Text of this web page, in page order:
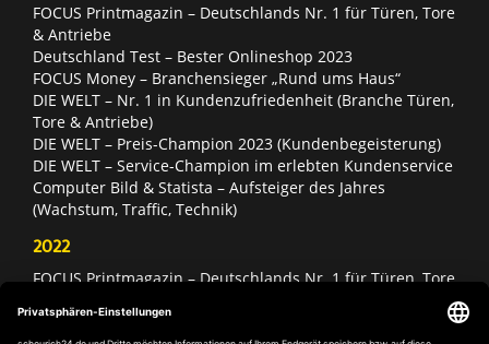
FOCUS Printmagazin – Deutschlands Nr. 1 für Türen, Tore
& Antriebe
Deutschland Test – Bester Onlineshop 2023
FOCUS Money – Branchensieger „Rund ums Haus“
DIE WELT – Nr. 1 in Kundenzufriedenheit (Branche Türen,
Tore & Antriebe)
DIE WELT – Preis-Champion 2023 (Kundenbegeisterung)
DIE WELT – Service-Champion im erlebten Kundenservice
Computer Bild & Statista – Aufsteiger des Jahres
(Wachstum, Traffic, Technik)
2022
FOCUS Printmagazin – Deutschlands Nr. 1 für Türen, Tore
Deutschland Test – Bester Onlineshop 2022